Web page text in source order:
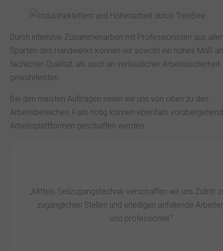
Durch intensive Zusammenarbeit mit Professionisten aus
Sparten des Handwerks können wir sowohl ein hohes Maß an
fachlicher Qualität, als auch an verlässlicher Arbeitssicherheit
gewährleisten.
Bei den meisten Aufträgen seilen wir uns von oben zu den
Arbeitsbereichen. Falls nötig können ebenfalls
Arbeitsplattformen geschaffen werden.
„Mittels Seilzugangstechnik verschaffen wir uns Zutritt
zugänglichen Stellen und erledigen anfallende
und professionell.“​